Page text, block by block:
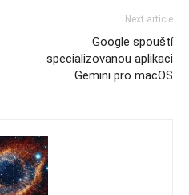
Next article
Google spouští
specializovanou aplikaci
Gemini pro macOS